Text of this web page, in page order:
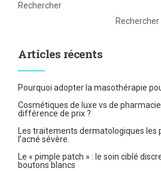
Rechercher
Rechercher
Articles récents
Pourquoi adopter la masothérapie
Cosmétiques de luxe vs de
différence de prix ?
Les traitements dermatologiques les
l’acné sévère.
Le « pimple patch » : le soin ciblé
boutons blancs